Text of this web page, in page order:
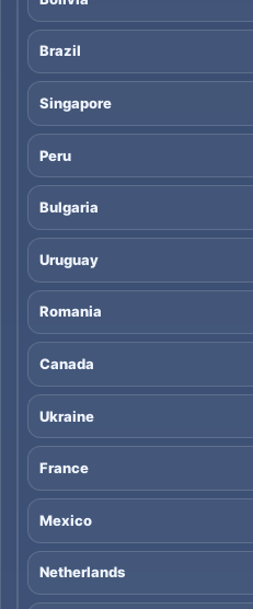
Brazil
Singapore
Peru
Bulgaria
Uruguay
Romania
Canada
Ukraine
France
Mexico
Netherlands